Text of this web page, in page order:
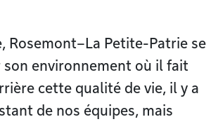
Rosemont–La Petite-Patrie se
environnement où il fait
cette qualité de vie, il y a
de nos équipes, mais